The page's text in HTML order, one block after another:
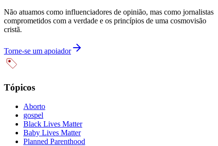
Não atuamos como influenciadores de opinião, mas como jornalistas
comprometidos com a verdade e os princípios de uma cosmovisão
cristã.
Torne-se um apoiador
Tópicos
Aborto
gospel
Black Lives Matter
Baby Lives Matter
Planned Parenthood